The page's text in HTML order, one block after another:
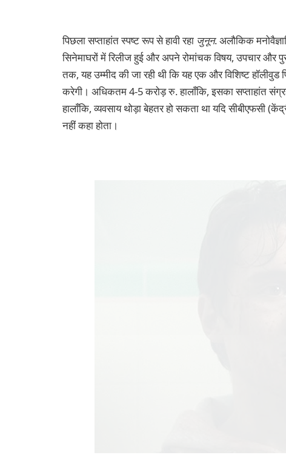
पिछला सप्ताहांत स्पष्ट रूप से हावी रहा जुनून. अलौकिक
सिनेमाघरों में रिलीज हुई और अपने रोमांचक विषय, उपचार
तक, यह उम्मीद की जा रही थी कि यह एक और विशिष्ट हॉलीवुड
करेगी। अधिकतम 4-5 करोड़ रु. हालाँकि, इसका सप्ताहांत
हालाँकि, व्यवसाय थोड़ा बेहतर हो सकता था यदि सीबीएफसी
नहीं कहा होता।